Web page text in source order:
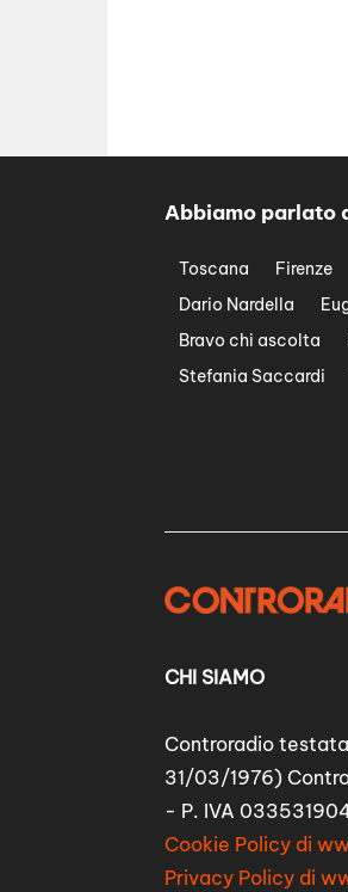
Abbiamo parlato
Toscana Firenze
Dario Nardella
Bravo chi ascolta
Stefania Saccardi
CHI SIAMO
Controradio
31/03/1976)
- P. IVA
Cookie Policy di
Privacy Policy di